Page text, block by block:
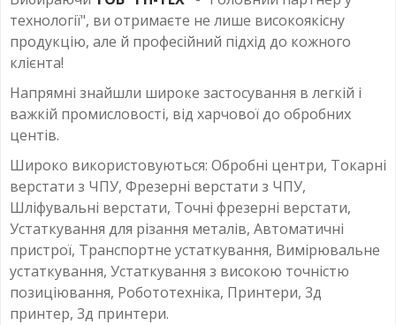
технології", ви отримаєте не лише високоякісну
продукцію, але й професійний підхід до кожного
клієнта!
Напрямні знайшли широке застосування в легкій і
важкій промисловості, від харчової до обробних
центів.
Широко використовуються: Обробні центри, Токарні
верстати з ЧПУ, Фрезерні верстати з ЧПУ,
Шліфувальні верстати, Точні фрезерні верстати,
Устаткування для різання металів, Автоматичні
пристрої, Транспортне устаткування, Вимірювальне
устаткування, Устаткування з високою точністю
позиціювання, Робототехніка, Принтери, 3д
принтер, 3д принтери.